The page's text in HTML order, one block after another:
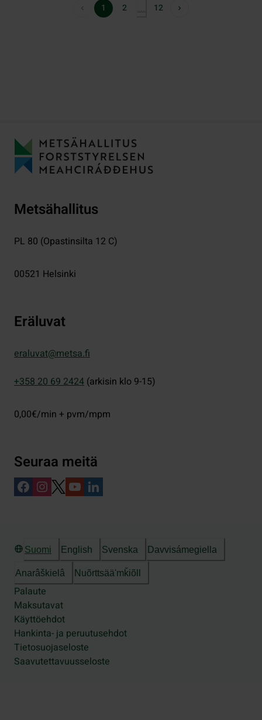
1 2 … 12
Metsähallitus
PL 80 (Opastinsilta 12 C)
00521 Helsinki
Eräluvat
eraluvat@metsa.fi
+358 20 69 2424 (arkisin klo 9-15)
0,00€/min + pvm/mpm
Seuraa meitä
Suomi English Svenska Davvisámegiella
Anarâškielâ Nuõrttsääʹmǩiõll
Palaute
Maksutavat
Käyttöehdot
Hankinta- ja peruutusehdot
Tietosuojaseloste
Saavutettavuusseloste